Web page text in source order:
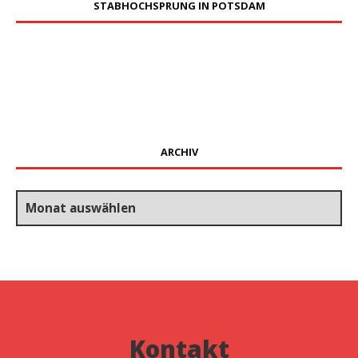
STABHOCHSPRUNG IN POTSDAM
ARCHIV
Archiv
Kontakt